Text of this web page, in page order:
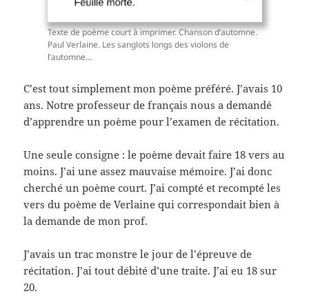
Texte de poème court à imprimer. Chanson d’automne.
Paul Verlaine. Les sanglots longs des violons de
l’automne…
C’est tout simplement mon poème préféré. J’avais 10
ans. Notre professeur de français nous a demandé
d’apprendre un poème pour l’examen de récitation.
Une seule consigne : le poème devait faire 18 vers au
moins. J’ai une assez mauvaise mémoire. J’ai donc
cherché un poème court. J’ai compté et recompté les
vers du poème de Verlaine qui correspondait bien à
la demande de mon prof.
J’avais un trac monstre le jour de l’épreuve de
récitation. J’ai tout débité d’une traite. J’ai eu 18 sur
20.